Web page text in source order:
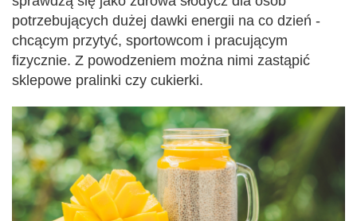
potrzebujących dużej dawki energii na co dzień -
chcącym przytyć, sportowcom i pracującym
fizycznie. Z powodzeniem można nimi zastąpić
sklepowe pralinki czy cukierki.